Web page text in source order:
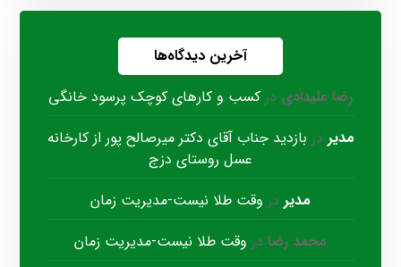
آخرین دیدگاه‌ها
رضا علیدادی در کسب و کارهای کوچک پرسود خانگی
مدیر در بازدید جناب آقای دکتر میرصالح پور از کارخانه
عسل روستای دزج
مدیر در وقت طلا نیست-مدیریت زمان
محمد رضا در وقت طلا نیست-مدیریت زمان